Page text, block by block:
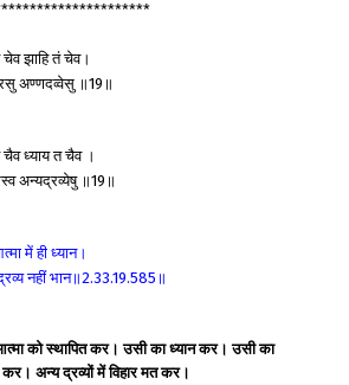
चेवझाहितंचेव।
अण्णदव्वेसु ॥19 ॥
चैवध्यायतचैव ।
अन्यद्रव्येषु ॥19 ॥
मेंहीध्यान।
नहींभान॥2.33.19.585 ॥
आत्मा को स्थापित कर। उसी का ध्यान कर। उसी का
अन्य द्रव्यों में विहार मत कर।